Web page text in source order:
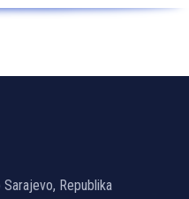
Republika